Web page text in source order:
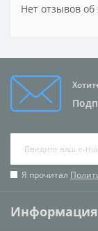
Нет отзывов об
Я прочитал
Информация